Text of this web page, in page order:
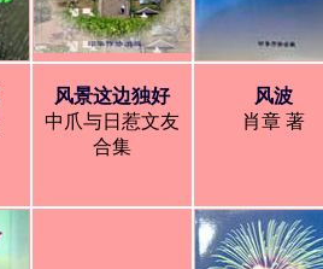
风景这边独好
中爪与日惹文友
合集
风波
肖章 著